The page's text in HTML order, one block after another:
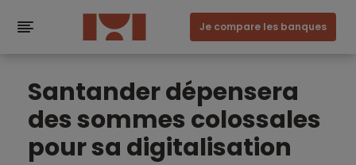
Je compare les banques
Santander dépensera
des sommes colossales
pour sa digitalisation